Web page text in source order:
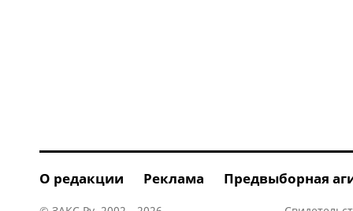
О редакции Реклама Предвыборная